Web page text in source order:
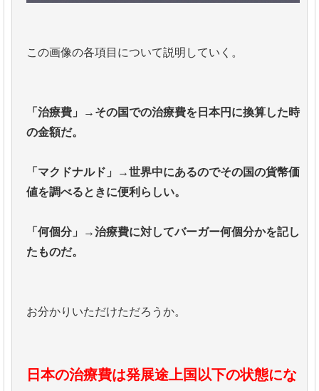
この画像の各項目について説明していく。
「治療費」→その国での治療費を日本円に換算した時
の金額だ。
「マクドナルド」→世界中にあるのでその国の貨幣価
値を調べるときに便利らしい。
「何個分」→治療費に対してバーガー何個分かを記し
たものだ。
お分かりいただけただろうか。
日本の治療費は発展途上国以下の状態にな